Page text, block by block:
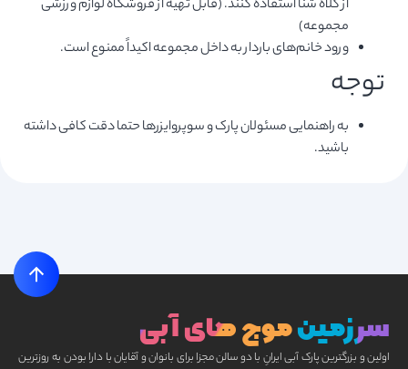
از کلاه شنا استفاده کنند. (قابل تهیه از فروشگاه لوازم ورزشی
مجموعه)
ورود خانم‌های باردار به داخل مجموعه اکیداً ممنوع است.
توجه
به راهنمایی مسئولان پارک و سوپروایزرها حتما دقت کافی داشته
باشید.
سرزمین موج های آبی
اولین و بزرگترین پارک آبی ایرانِ با دو سالن مجزا برای بانوان و آقایان با دارا بودن به روزترین